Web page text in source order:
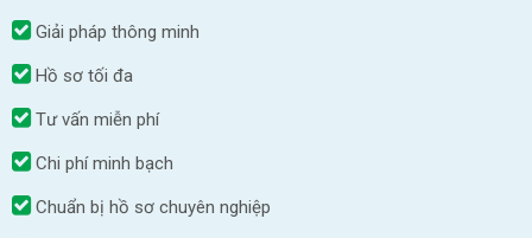
Giải pháp thông minh
Hồ sơ tối đa
Tư vấn miễn phí
Chi phí minh bạch
Chuẩn bị hồ sơ chuyên nghiệp